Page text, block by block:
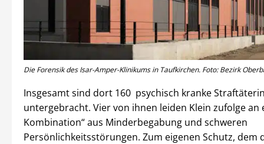
Die Forensik des Isar-Amper-Klinikums in Taufkirchen. Foto: Bezirk
Insgesamt sind dort 160 psychisch kranke
untergebracht. Vier von ihnen leiden Klein zufolge an
Kombination“ aus Minderbegabung und schweren
Persönlichkeitsstörungen. Zum eigenen Schutz, dem